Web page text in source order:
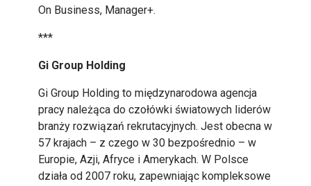
On Business, Manager+.
***
Gi Group Holding
Gi Group Holding to międzynarodowa agencja
pracy należąca do czołówki światowych liderów
branży rozwiązań rekrutacyjnych. Jest obecna w
57 krajach – z czego w 30 bezpośrednio – w
Europie, Azji, Afryce i Amerykach. W Polsce
działa od 2007 roku, zapewniając kompleksowe